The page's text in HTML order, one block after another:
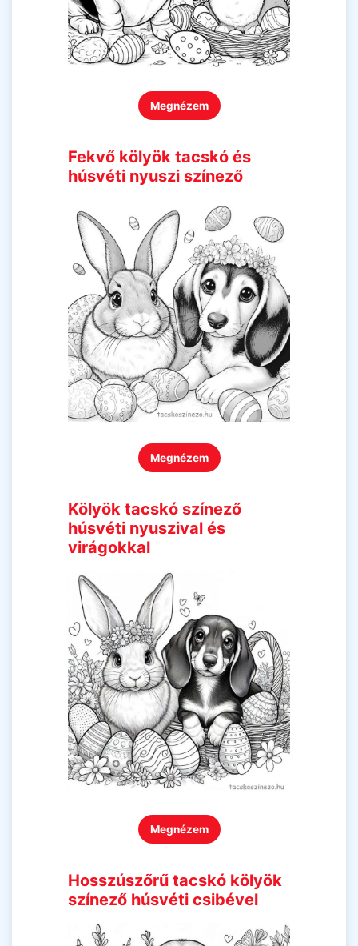
Megnézem
Fekvő kölyök tacskó és
húsvéti nyuszi színező
Megnézem
Kölyök tacskó színező
húsvéti nyuszival és
virágokkal
Megnézem
Hosszúszőrű tacskó kölyök
színező húsvéti csibével